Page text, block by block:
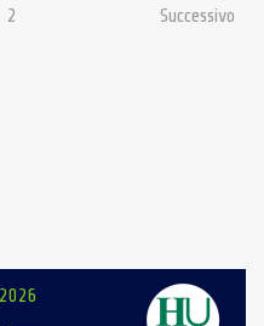
2 Successivo